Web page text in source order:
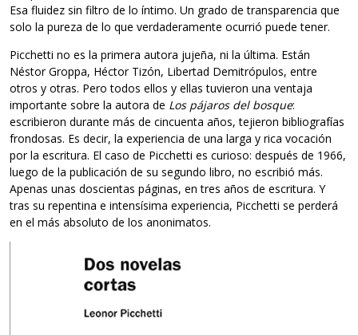
Esa fluidez sin filtro de lo íntimo. Un grado de transparencia que
solo la pureza de lo que verdaderamente ocurrió puede tener.
Picchetti no es la primera autora jujeña, ni la última. Están
Néstor Groppa, Héctor Tizón, Libertad Demitrópulos, entre
otros y otras. Pero todos ellos y ellas tuvieron una ventaja
importante sobre la autora de Los pájaros del bosque:
escribieron durante más de cincuenta años, tejieron bibliografías
frondosas. Es decir, la experiencia de una larga y rica vocación
por la escritura. El caso de Picchetti es curioso: después de 1966,
luego de la publicación de su segundo libro, no escribió más.
Apenas unas doscientas páginas, en tres años de escritura. Y
tras su repentina e intensísima experiencia, Picchetti se perderá
en el más absoluto de los anonimatos.